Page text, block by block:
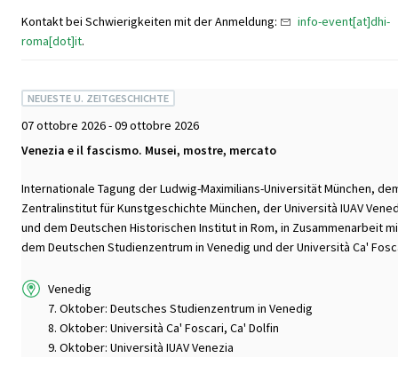
Kontakt bei Schwierigkeiten mit der Anmeldung:
info-event[at]dhi-
roma[dot]it.
NEUESTE U. ZEITGESCHICHTE
07 ottobre 2026 - 09 ottobre 2026
Venezia e il fascismo. Musei, mostre, mercato
Internationale Tagung der Ludwig-Maximilians-Universität München,
Zentralinstitut für Kunstgeschichte München, der Università IUAV
und dem Deutschen Historischen Institut in Rom, in Zusammenarbeit
dem Deutschen Studienzentrum in Venedig und der Università Ca'
Venedig
7. Oktober: Deutsches Studienzentrum in Venedig
8. Oktober: Università Ca' Foscari, Ca' Dolfin
9. Oktober: Università IUAV Venezia